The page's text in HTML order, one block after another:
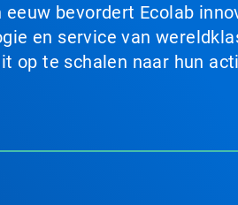
bevordert Ecolab
en service van
te schalen naar hun